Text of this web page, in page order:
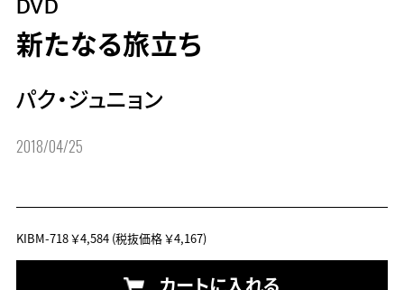
DVD
新たなる旅立ち
パク・ジュニョン
2018/04/25
KIBM-718￥4,584(税抜価格 ￥4,167)